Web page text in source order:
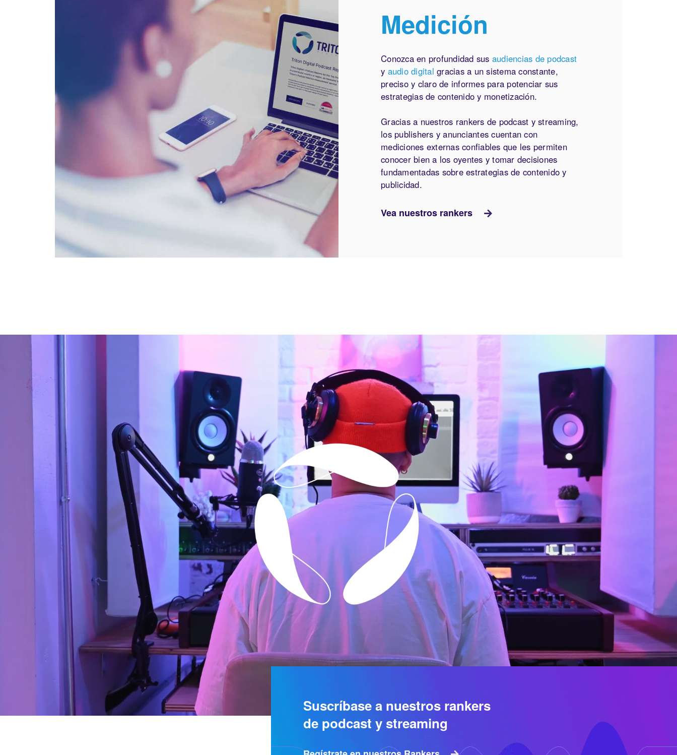
Medición
Conozca en profundidad sus audiencias de podcast
y audio digital gracias a un sistema constante,
preciso y claro de informes para potenciar sus
estrategias de contenido y monetización.
Gracias a nuestros rankers de podcast y streaming,
los publishers y anunciantes cuentan con
mediciones externas confiables que les permiten
conocer bien a los oyentes y tomar decisiones
fundamentadas sobre estrategias de contenido y
publicidad.
Vea nuestros rankers
Suscríbase a nuestros rankers
de podcast y streaming